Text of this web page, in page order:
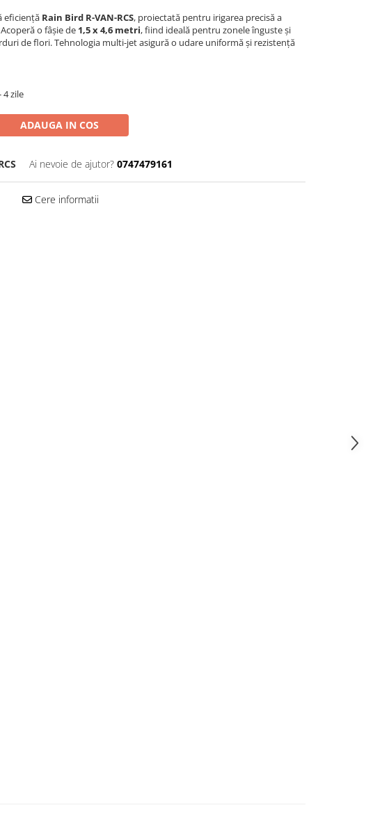
eficiență Rain Bird R-VAN-RCS, proiectată pentru irigarea precisă a
o fâșie de 1,5 x 4,6 metri, fiind ideală pentru zonele înguste și
de flori. Tehnologia multi-jet asigură o udare uniformă și rezistență
4 zile
ADAUGA IN COS
Ai nevoie de ajutor? 0747479161
Cere informatii